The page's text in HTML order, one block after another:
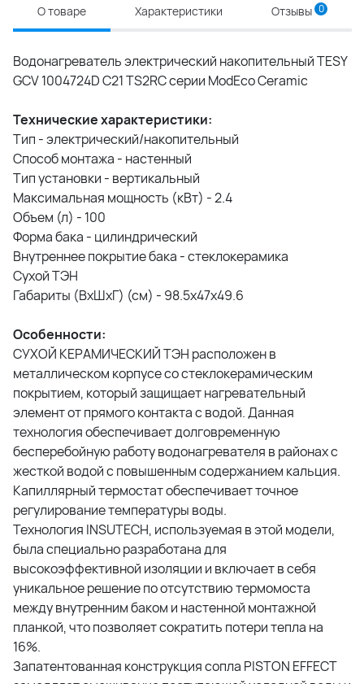
О товаре Характеристики Отзывы 0
Водонагреватель электрический накопительный TESY
GCV 1004724D C21 TS2RC серии ModEco Ceramic
Технические характеристики:
Тип - электрический/накопительный
Способ монтажа - настенный
Тип установки - вертикальный
Максимальная мощность (кВт) - 2.4
Объем (л) - 100
Форма бака - цилиндрический
Внутреннее покрытие бака - стеклокерамика
Сухой ТЭН
Габариты (ВxШxГ) (см) - 98.5x47x49.6
Особенности:
СУХОЙ КЕРАМИЧЕСКИЙ ТЭН расположен в
металлическом корпусе со стеклокерамическим
покрытием, который защищает нагревательный
элемент от прямого контакта с водой. Данная
технология обеспечивает долговременную
бесперебойную работу водонагревателя в районах с
жесткой водой с повышенным содержанием кальция.
Капиллярный термостат обеспечивает точное
регулирование температуры воды.
Технология INSUTECH, используемая в этой модели,
была специально разработана для
высокоэффективной изоляции и включает в себя
уникальное решение по отсутствию термомоста
между внутренним баком и настенной монтажной
планкой, что позволяет сократить потери тепла на
16%.
Запатентованная конструкция сопла PISTON EFFECT